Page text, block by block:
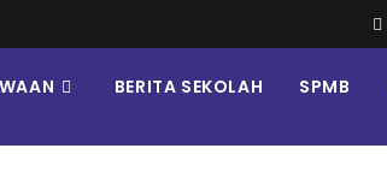
BERITA SEKOLAH SPMB